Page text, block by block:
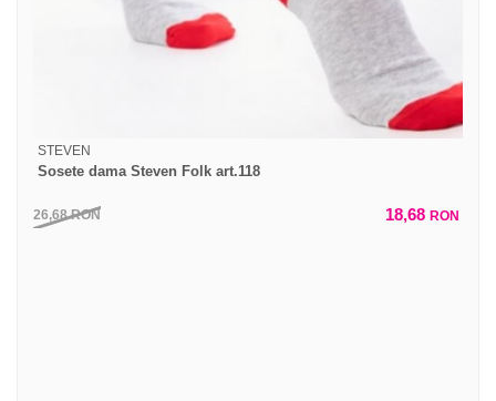
STEVEN
Sosete dama Steven Folk art.118
26,68RON 18,68 RON